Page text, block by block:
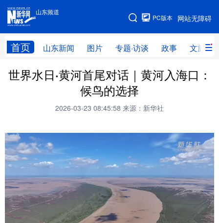
山东频道
网站无障碍
PC版本
首页 山东新闻 图片 专题·访谈 政事 文旅
手机版
网站地图
学习进行时 高层 时政 人事
财经 网评
全球连线
科技 科普 体育 文化
健康 军事 访谈 视频
图片 中央文件 金融 汽车
食品 人居 信息化 乡村振兴
溯源中国 城市 旅游 能源
世界水日·黄河首尾对话｜黄河入海口：
候鸟的选择
2026-03-23 08:45:58 来源：新华社